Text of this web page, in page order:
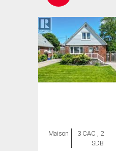
Maison
3 CAC , 2
SDB